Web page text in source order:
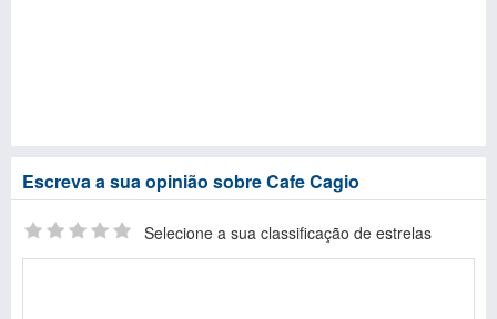
Escreva a sua opinião sobre Cafe Cagio
Selecione a sua classificação de estrelas